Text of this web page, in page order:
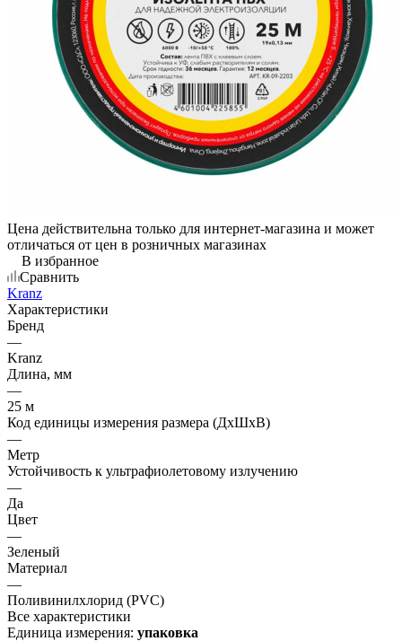
Цена действительна только для интернет-магазина и может
отличаться от цен в розничных магазинах
В избранное
Сравнить
Kranz
Характеристики
Бренд
—
Kranz
Длина, мм
—
25 м
Код единицы измерения размера (ДхШхВ)
—
Метр
Устойчивость к ультрафиолетовому излучению
—
Да
Цвет
—
Зеленый
Материал
—
Поливинилхлорид (PVC)
Все характеристики
Единица измерения: упаковка